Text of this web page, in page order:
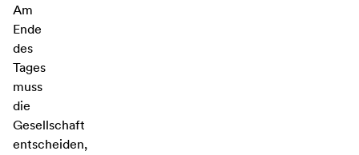
Am
Ende
des
Tages
muss
die
Gesellschaft
entscheiden,